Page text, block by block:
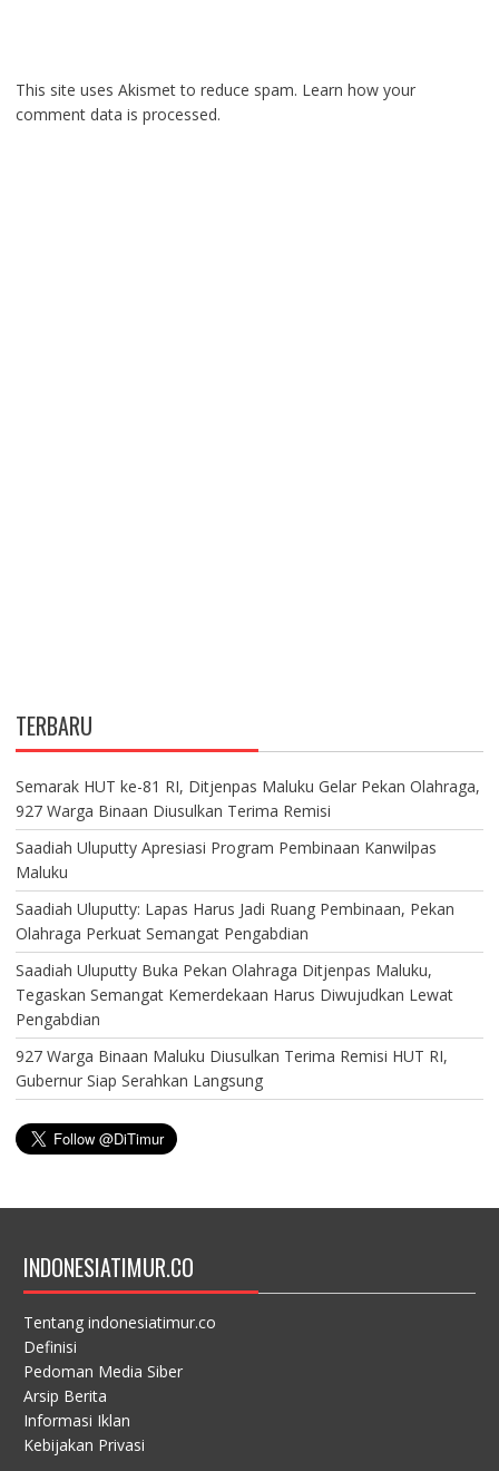
This site uses Akismet to reduce spam. Learn how your
comment data is processed.
TERBARU
Semarak HUT ke-81 RI, Ditjenpas Maluku Gelar Pekan Olahraga,
927 Warga Binaan Diusulkan Terima Remisi
Saadiah Uluputty Apresiasi Program Pembinaan Kanwilpas
Maluku
Saadiah Uluputty: Lapas Harus Jadi Ruang Pembinaan, Pekan
Olahraga Perkuat Semangat Pengabdian
Saadiah Uluputty Buka Pekan Olahraga Ditjenpas Maluku,
Tegaskan Semangat Kemerdekaan Harus Diwujudkan Lewat
Pengabdian
927 Warga Binaan Maluku Diusulkan Terima Remisi HUT RI,
Gubernur Siap Serahkan Langsung
INDONESIATIMUR.CO
Tentang indonesiatimur.co
Definisi
Pedoman Media Siber
Arsip Berita
Informasi Iklan
Kebijakan Privasi